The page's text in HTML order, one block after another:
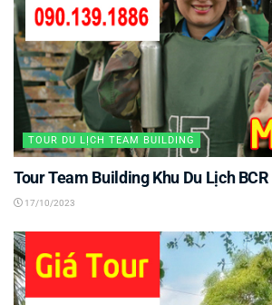
TOUR DU LỊCH TEAM BUILDING
Tour Team Building Khu Du Lịch
17/10/2023